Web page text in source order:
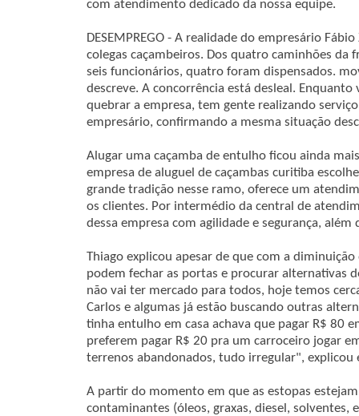
com atendimento dedicado da nossa equipe.
DESEMPREGO - A realidade do empresário
colegas caçambeiros. Dos quatro caminhões da
seis funcionários, quatro foram dispensados.
descreve. A concorrência está desleal.
quebrar a empresa, tem gente realizando
empresário, confirmando a mesma situação
Alugar uma caçamba de entulho ficou ainda
empresa de aluguel de caçambas curitiba
grande tradição nesse ramo, oferece um
os clientes. Por intermédio da central de
dessa empresa com agilidade e segurança,
Thiago explicou apesar de que com a
podem fechar as portas e procurar alternativas
não vai ter mercado para todos, hoje temos
Carlos e algumas já estão buscando outras
tinha entulho em casa achava que pagar R$ 80
preferem pagar R$ 20 pra um carroceiro jogar
terrenos abandonados, tudo irregular", explicou
A partir do momento em que as estopas
contaminantes (óleos, graxas, diesel, solventes,